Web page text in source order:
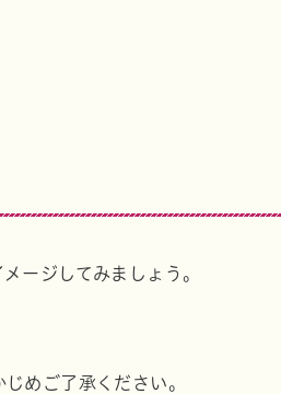
ージしてみましょう。
めご了承ください。